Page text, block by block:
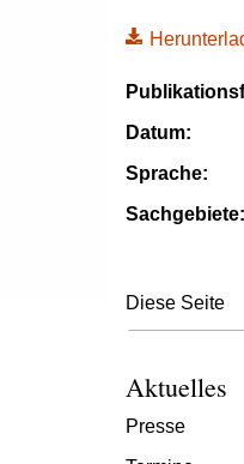
Datum:
Sprache:
Sachgebiete:
Diese Seite
Aktuelles
Presse